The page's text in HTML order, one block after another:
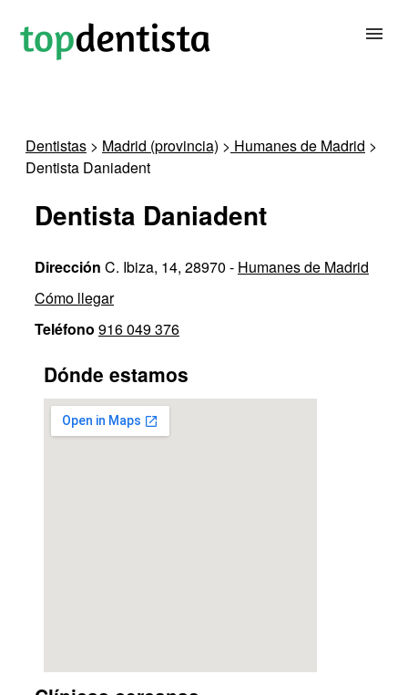
PARA CLÍNICAS DENTALES
CONTACTAR
Dentistas > Madrid (provincia) > Humanes de Madrid >
Dentista Daniadent
Dentista Daniadent
Dirección C. Ibiza, 14, 28970 - Humanes de Madrid
Cómo llegar
Teléfono 916 049 376
Dónde estamos